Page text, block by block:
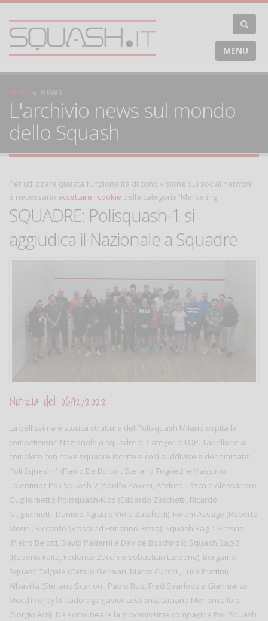
MENU
HOME NEWS
L'archivio news sul mondo
dello Squash
Per utilizzare questa funzionalità di condivisione sui social network
è necessario accettare i cookie della categoria 'Marketing'
SQUADRE: Polisquash-1 si
aggiudica il Nazionale a Squadre
Notizia del 06/12/2022
La bellissima e storica struttura del Polisquash Milano ospita la
competizione Nazionale a squadre di Categoria TOP. Tabellone al
completo con nove squadre iscritte e così suddivise e denominate:
Poli Squash-1 (Paolo De Bortoli, Stefano Tognetti e Massimo
Tolentino); Poli Squash-2 (Adolfo Pavesi, Andrea Tasca e Alessandro
Guglielmetti); Polisquash-Kids (Edoardo Zacchetti, Ricardo
Guglielmetti, Daniele Agrati e Viola Zacchetti); Forum Assago (Roberto
Morini, Riccardo Grossi ed Ermanno Bizzo); Squash Bag-1 Brescia
(Pietro Belotti, David Paderni e Davide Boschiroli); Squash Bag-2
(Roberto Faita, Federico Zucchi e Sebastian Lardone); Bergamo
Squash Telgate (Camilo German, Marco Cucchi , Luca Frattini);
Albavilla (Stefano Scarioni, Paolo Ruo, Fred Saarloos e Gianmarco
Mocchi) e Joyfit Cadorago (Javier Lessona, Luciano Menoncello e
Giorgio Acri). Da sottolineare la giovanissima compagine Poli Squash